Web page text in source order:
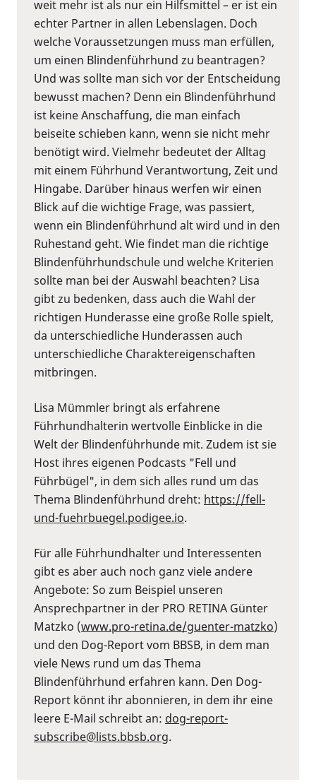
weit mehr ist als nur ein Hilfsmittel – er ist ein
echter Partner in allen Lebenslagen. Doch
welche Voraussetzungen muss man erfüllen,
um einen Blindenführhund zu beantragen?
Und was sollte man sich vor der Entscheidung
bewusst machen? Denn ein Blindenführhund
ist keine Anschaffung, die man einfach
beiseite schieben kann, wenn sie nicht mehr
benötigt wird. Vielmehr bedeutet der Alltag
mit einem Führhund Verantwortung, Zeit und
Hingabe. Darüber hinaus werfen wir einen
Blick auf die wichtige Frage, was passiert,
wenn ein Blindenführhund alt wird und in den
Ruhestand geht. Wie findet man die richtige
Blindenführhundschule und welche Kriterien
sollte man bei der Auswahl beachten? Lisa
gibt zu bedenken, dass auch die Wahl der
richtigen Hunderasse eine große Rolle spielt,
da unterschiedliche Hunderassen auch
unterschiedliche Charaktereigenschaften
mitbringen.
Lisa Mümmler bringt als erfahrene
Führhundhalterin wertvolle Einblicke in die
Welt der Blindenführhunde mit. Zudem ist sie
Host ihres eigenen Podcasts "Fell und
Führbügel", in dem sich alles rund um das
Thema Blindenführhund dreht: https://fell-
und-fuehrbuegel.podigee.io.
Für alle Führhundhalter und Interessenten
gibt es aber auch noch ganz viele andere
Angebote: So zum Beispiel unseren
Ansprechpartner in der PRO RETINA Günter
Matzko (www.pro-retina.de/guenter-matzko)
und den Dog-Report vom BBSB, in dem man
viele News rund um das Thema
Blindenführhund erfahren kann. Den Dog-
Report könnt ihr abonnieren, in dem ihr eine
leere E-Mail schreibt an: dog-report-
subscribe@lists.bbsb.org.